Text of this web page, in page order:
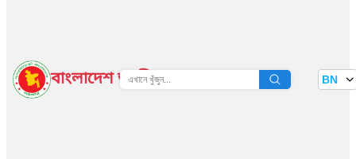
বাংলাদেশ জাতীয় তথ্য বাতায়ন BN